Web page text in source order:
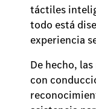
táctiles
todo está
experiencia
De hecho,
con